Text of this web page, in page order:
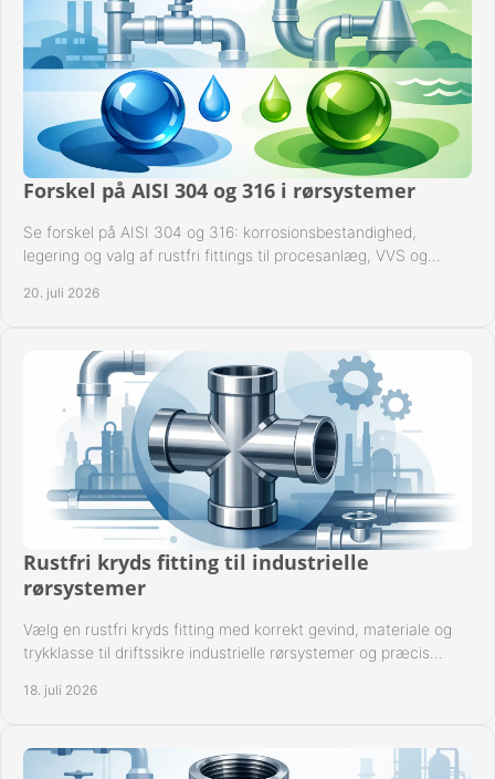
Forskel på AISI 304 og 316 i rørsystemer
Se forskel på AISI 304 og 316: korrosionsbestandighed,
legering og valg af rustfri fittings til procesanlæg, VVS og
20. juli 2026
Rustfri kryds fitting til industrielle
rørsystemer
Vælg en rustfri kryds fitting med korrekt gevind, materiale og
trykklasse til driftssikre industrielle rørsystemer og præcis
18. juli 2026